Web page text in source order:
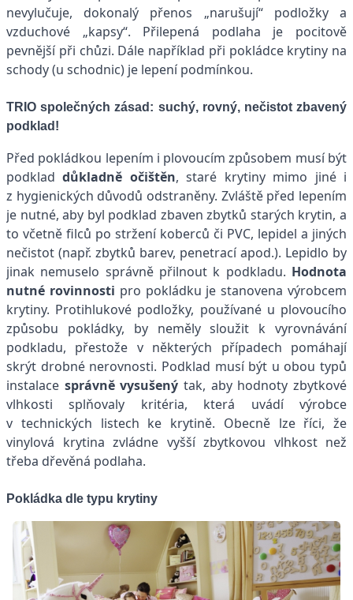
nevylučuje, dokonalý přenos „narušují“ podložky a
vzduchové „kapsy“. Přilepená podlaha je pocitově
pevnější při chůzi. Dále například při pokládce krytiny na
schody (u schodnic) je lepení podmínkou.
TRIO společných zásad: suchý, rovný, nečistot zbavený
podklad!
Před pokládkou lepením i plovoucím způsobem musí být
podkladdůkladně očištěn, staré krytiny mimo jiné i
z hygienických důvodů odstraněny. Zvláště před lepením
je nutné, aby byl podklad zbaven zbytků starých krytin, a
to včetně filců po stržení koberců či PVC, lepidel a jiných
nečistot (např. zbytků barev, penetrací apod.). Lepidlo by
jinak nemuselo správně přilnout k podkladu. Hodnota
nutné rovinnosti pro pokládku je stanovena výrobcem
krytiny. Protihlukové podložky, používané u plovoucího
způsobu pokládky, by neměly sloužit k vyrovnávání
podkladu, přestože v některých případech pomáhají
skrýt drobné nerovnosti. Podklad musí být u obou typů
instalace správně vysušený tak, aby hodnoty zbytkové
vlhkosti splňovaly kritéria, která uvádí výrobce
v technických listech ke krytině. Obecně lze říci, že
vinylová krytina zvládne vyšší zbytkovou vlhkost než
třeba dřevěná podlaha.
Pokládka dle typu krytiny